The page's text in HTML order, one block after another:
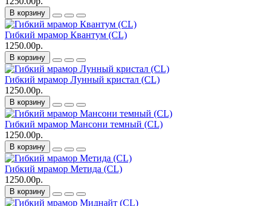
В корзину
Гибкий мрамор Квантум (CL)
1250.00р.
В корзину
Гибкий мрамор Лунный кристал (CL)
1250.00р.
В корзину
Гибкий мрамор Мансони темный (CL)
1250.00р.
В корзину
Гибкий мрамор Метида (CL)
1250.00р.
В корзину